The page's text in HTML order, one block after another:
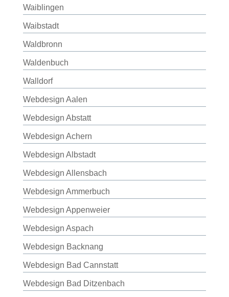
Waiblingen
Waibstadt
Waldbronn
Waldenbuch
Walldorf
Webdesign Aalen
Webdesign Abstatt
Webdesign Achern
Webdesign Albstadt
Webdesign Allensbach
Webdesign Ammerbuch
Webdesign Appenweier
Webdesign Aspach
Webdesign Backnang
Webdesign Bad Cannstatt
Webdesign Bad Ditzenbach